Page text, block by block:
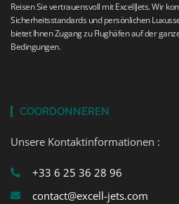
Reisen Sie vertrauensvoll mit ExcellJets. Wir
Sicherheitsstandards und persönlichen
bietet Ihnen Zugang zu Flughäfen auf der
Bedingungen.
COORDONNEREN
Unsere Kontaktinformationen :
+33 6 25 36 28 96
contact@excell-jets.com